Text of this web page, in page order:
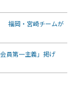
福岡・宮崎チームが
員第一主義」掲げ